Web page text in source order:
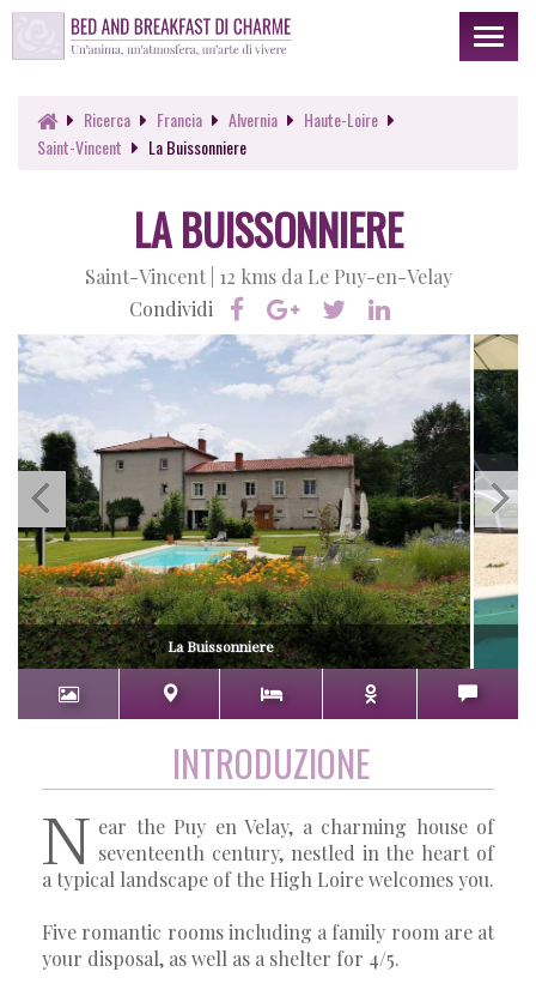
Toggle
Ricerca Francia Alvernia
Haute-Loire
Saint-Vincent
La Buissonniere
LA BUISSONNIERE
Saint-Vincent | 12 kms da Le Puy-en-Velay
Condividi
La Buissonniere
INTRODUZIONE
N ear the Puy en Velay, a charming house of
seventeenth century, nestled in the heart of
a typical landscape of the High Loire welcomes you.
Five romantic rooms including a family room are at
your disposal, as well as a shelter for 4/5.